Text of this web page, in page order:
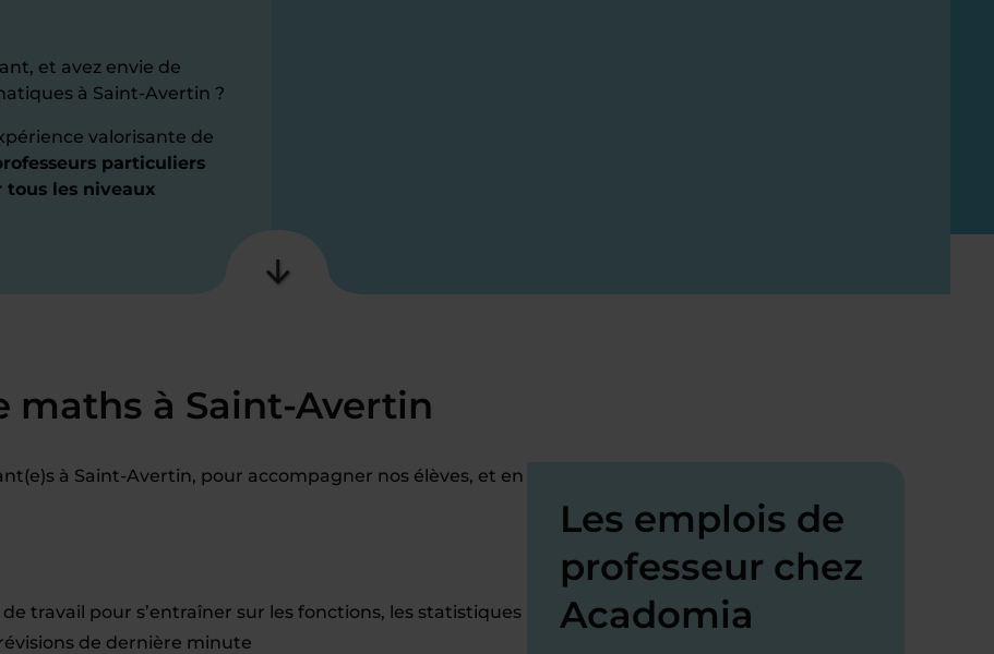
et avez envie de
à Saint-Avertin ?
valorisante de
particuliers
les niveaux
maths à Saint-Avertin
à Saint-Avertin, pour accompagner nos élèves, et en
travail pour s’entraîner sur les fonctions, les statistiques
de dernière minute
Les emplois de
professeur chez
Acadomia